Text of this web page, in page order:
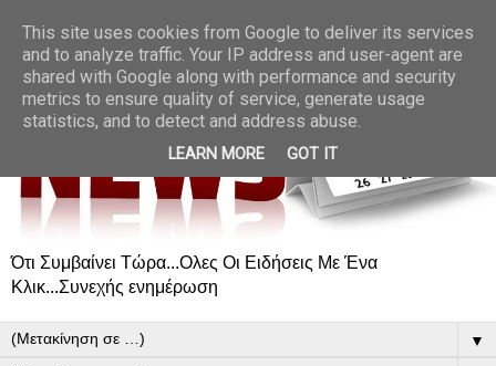
Ότι Συμβαίνει Τώρα...Ολες Οι Ειδήσεις Με Ένα
Κλικ...Συνεχής ενημέρωση
▼
This site uses cookies from Google to deliver its services
and to analyze traffic. Your IP address and user-agent are
shared with Google along with performance and security
metrics to ensure quality of service, generate usage
statistics, and to detect and address abuse.
LEARN MORE GOT IT